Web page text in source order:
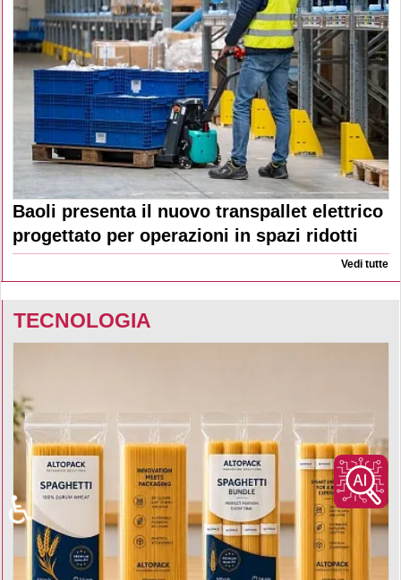
Baoli presenta il nuovo transpallet elettrico
progettato per operazioni in spazi ridotti
Vedi tutte
TECNOLOGIA